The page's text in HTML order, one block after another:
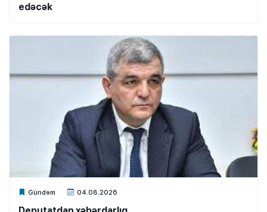
edəcək
Gündəm 04.08.2026
Xalq.Online